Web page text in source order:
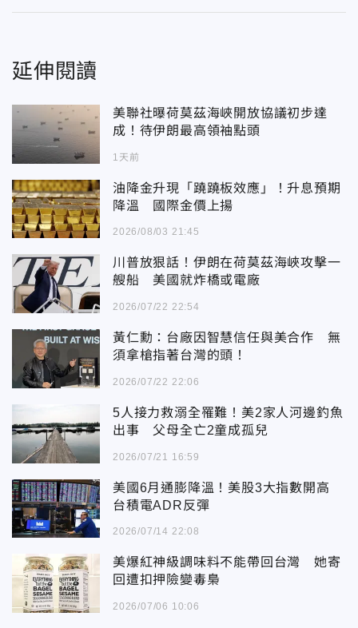
延伸閱讀
美聯社曝荷莫茲海峽開放協議初步達
成！待伊朗最高領袖點頭
1天前
油降金升現「蹺蹺板效應」！升息預期
降溫 國際金價上揚
2026/08/03 21:45
川普放狠話！伊朗在荷莫茲海峽攻擊一
艘船 美國就炸橋或電廠
2026/07/22 22:54
黃仁勳：台廠因智慧信任與美合作 無
須拿槍指著台灣的頭！
2026/07/22 22:06
5人接力救溺全罹難！美2家人河邊釣魚
出事 父母全亡2童成孤兒
2026/07/21 16:59
美國6月通膨降溫！美股3大指數開高
台積電ADR反彈
2026/07/14 22:08
美爆紅神級調味料不能帶回台灣 她寄
回遭扣押險變毒梟
2026/07/06 10:06